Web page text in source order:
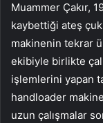
Muammer Çakır,
kaybettiği ateş
makinenin tekrar
ekibiyle birlikte
işlemlerini yapan
handloader
uzun çalışmalar